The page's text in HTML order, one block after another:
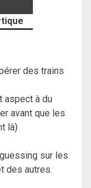
des trains
aspect à du
avant que les
là)
sur les
des autres.